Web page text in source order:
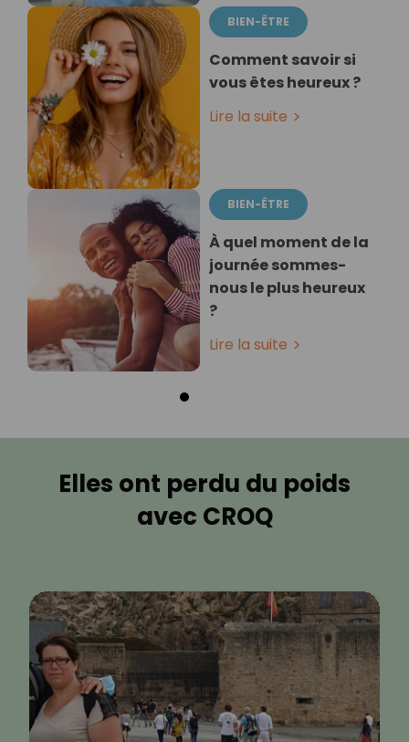
BIEN-ÊTRE
Comment savoir si
vous êtes heureux ?
Lire la suite
BIEN-ÊTRE
À quel moment de la
journée sommes-
nous le plus heureux
?
Lire la suite
Elles ont perdu du poids
avec CROQ